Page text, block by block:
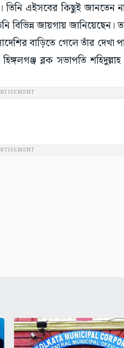
তিনি এইসবের কিছুই জানতেন
বিভিন্ন জায়গায় জানিয়েছেন‌।
বাড়িতে গেলে তাঁর দেখা
ব্লক সভাপতি